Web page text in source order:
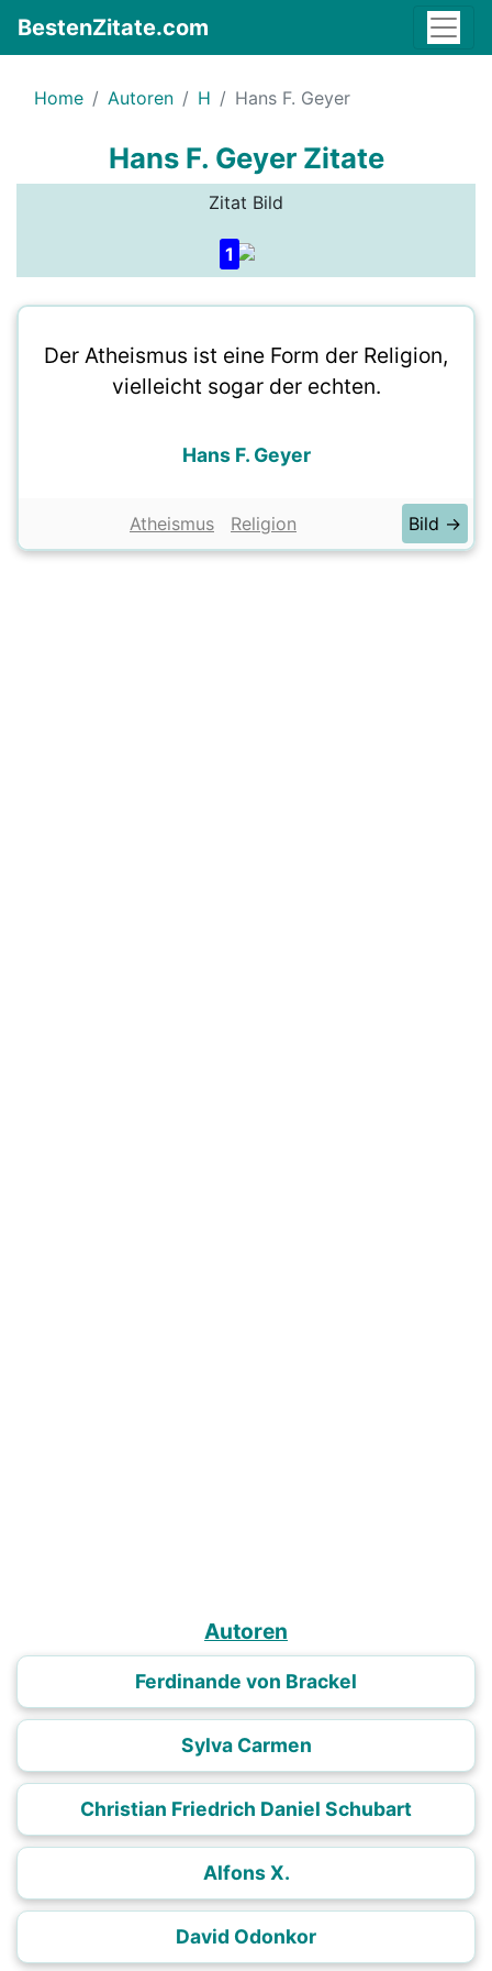
BestenZitate.com
Home Autoren H Hans F. Geyer
Hans F. Geyer Zitate
Zitat Bild
1
Der Atheismus ist eine Form der Religion,
vielleicht sogar der echten.
Hans F. Geyer
Atheismus Religion Bild →
Autoren
Ferdinande von Brackel
Sylva Carmen
Christian Friedrich Daniel Schubart
Alfons X.
David Odonkor